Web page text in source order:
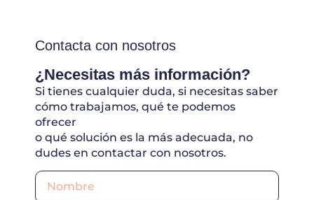
Contacta con nosotros
¿Necesitas más información?
Si tienes cualquier duda, si necesitas saber
cómo trabajamos, qué te podemos
ofrecer
o qué solución es la más adecuada, no
dudes en contactar con nosotros.